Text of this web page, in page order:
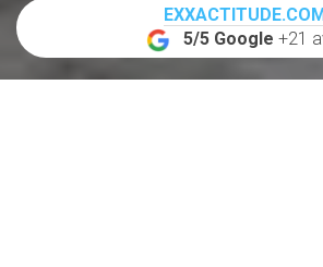
5/5 Google +21